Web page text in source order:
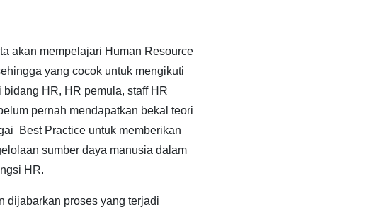
akan mempelajari Human Resource
yang cocok untuk mengikuti
HR, HR pemula, staff HR
pernah mendapatkan bekal teori
Best Practice untuk memberikan
sumber daya manusia dalam
HR.
proses yang terjadi